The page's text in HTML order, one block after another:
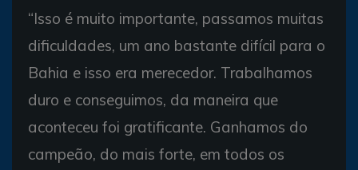
“Isso é muito importante, passamos muitas
dificuldades, um ano bastante difícil para o
Bahia e isso era merecedor. Trabalhamos
duro e conseguimos, da maneira que
aconteceu foi gratificante. Ganhamos do
campeão, do mais forte, em todos os